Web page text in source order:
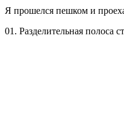
Я прошелся пешком и
01. Разделительная полоса